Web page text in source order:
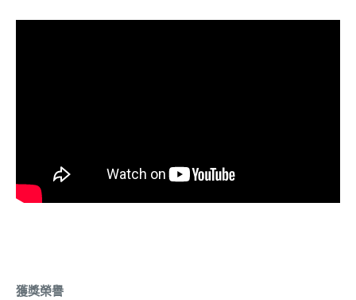
獲獎榮譽